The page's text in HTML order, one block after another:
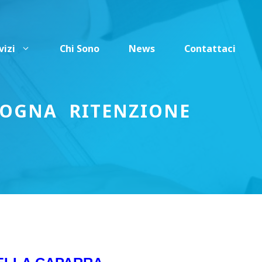
Chi Sono News Contattaci
RITENZIONE